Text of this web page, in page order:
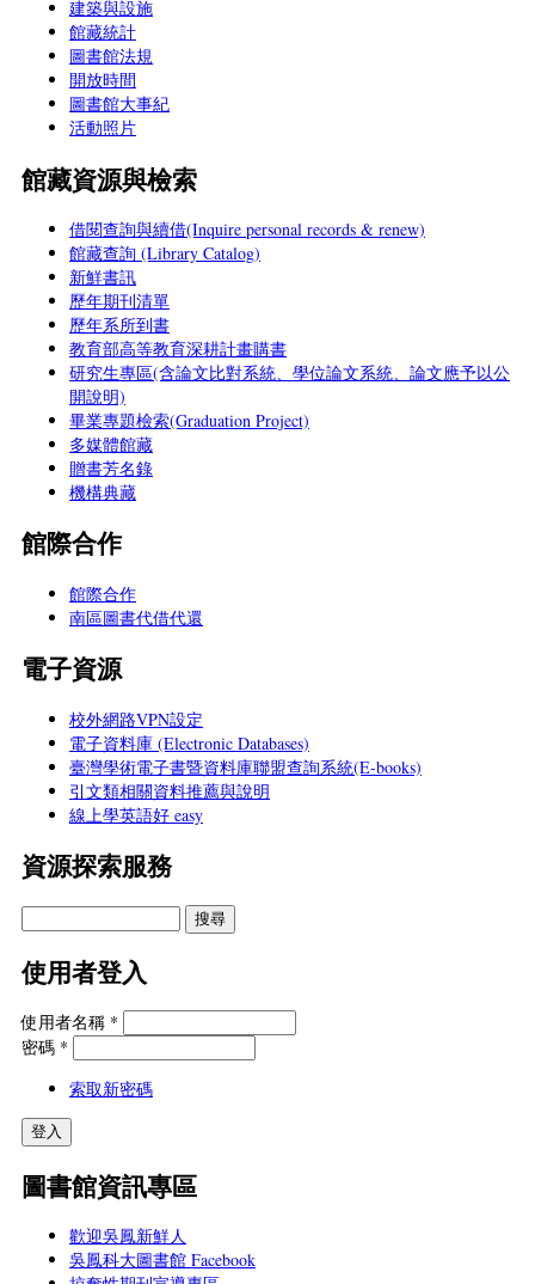
建築與設施
館藏統計
圖書館法規
開放時間
圖書館大事紀
活動照片
館藏資源與檢索
借閱查詢與續借(Inquire personal records & renew)
館藏查詢 (Library Catalog)
新鮮書訊
歷年期刊清單
歷年系所到書
教育部高等教育深耕計畫購書
研究生專區(含論文比對系統、學位論文系統、論文應予以公
開說明)
畢業專題檢索(Graduation Project)
多媒體館藏
贈書芳名錄
機構典藏
館際合作
館際合作
南區圖書代借代還
電子資源
校外網路VPN設定
電子資料庫 (Electronic Databases)
臺灣學術電子書暨資料庫聯盟查詢系統(E-books)
引文類相關資料推薦與說明
線上學英語好 easy
資源探索服務
使用者登入
使用者名稱 *
密碼 *
索取新密碼
圖書館資訊專區
歡迎吳鳳新鮮人
吳鳳科大圖書館 Facebook